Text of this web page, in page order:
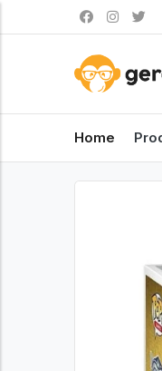
Home